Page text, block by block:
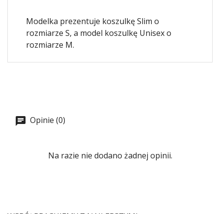
Modelka prezentuje koszulkę Slim o
rozmiarze S, a model koszulkę Unisex o
rozmiarze M.
Opinie (0)
Na razie nie dodano żadnej opinii.